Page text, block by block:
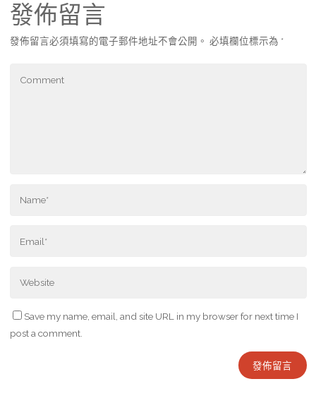
發佈留言
發佈留言必須填寫的電子郵件地址不會公開。 必填欄位標示為 *
Save my name, email, and site URL in my browser for next time I
post a comment.